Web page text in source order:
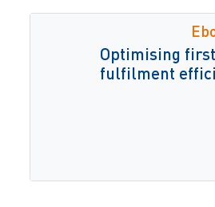
Optimising
fulfilment